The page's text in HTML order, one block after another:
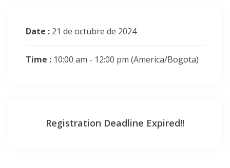
Date : 21 de octubre de 2024
Time : 10:00 am - 12:00 pm (America/Bogota)
Registration Deadline Expired!!